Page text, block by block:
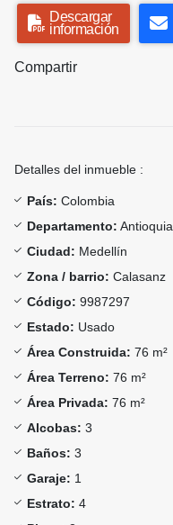
Descargar
información
Compartir
Detalles del inmueble :
País: Colombia
Departamento: Antioquia
Ciudad: Medellín
Zona / barrio: Calasanz
Código: 9987297
Estado: Usado
Área Construida: 76 m²
Área Terreno: 76 m²
Área Privada: 76 m²
Alcobas: 3
Baños: 3
Garaje: 1
Estrato: 4